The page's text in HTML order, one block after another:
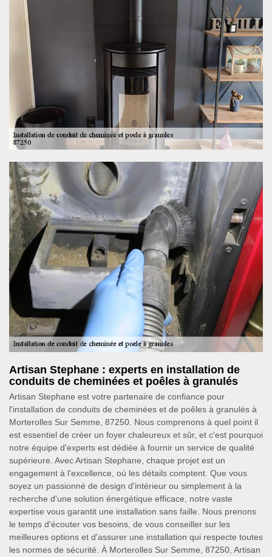
Artisan Stephane : experts en installation de
conduits de cheminées et poêles à granulés
Artisan Stephane est votre partenaire de confiance pour
l'installation de conduits de cheminées et de poêles à granulés à
Morterolles Sur Semme, 87250. Nous comprenons à quel point il
est essentiel de créer un foyer chaleureux et sûr, et c'est pourquoi
notre équipe d'experts est dédiée à fournir un service de qualité
supérieure. Avec Artisan Stephane, chaque projet est un
engagement à l'excellence, où les détails comptent. Que vous
soyez un passionné de design d'intérieur ou simplement à la
recherche d'une solution énergétique efficace, notre vaste
expertise vous garantit une installation sans faille. Nous prenons
le temps d'écouter vos besoins, de vous conseiller sur les
meilleures options et d'assurer une installation qui respecte toutes
les normes de sécurité. À Morterolles Sur Semme, 87250, Artisan